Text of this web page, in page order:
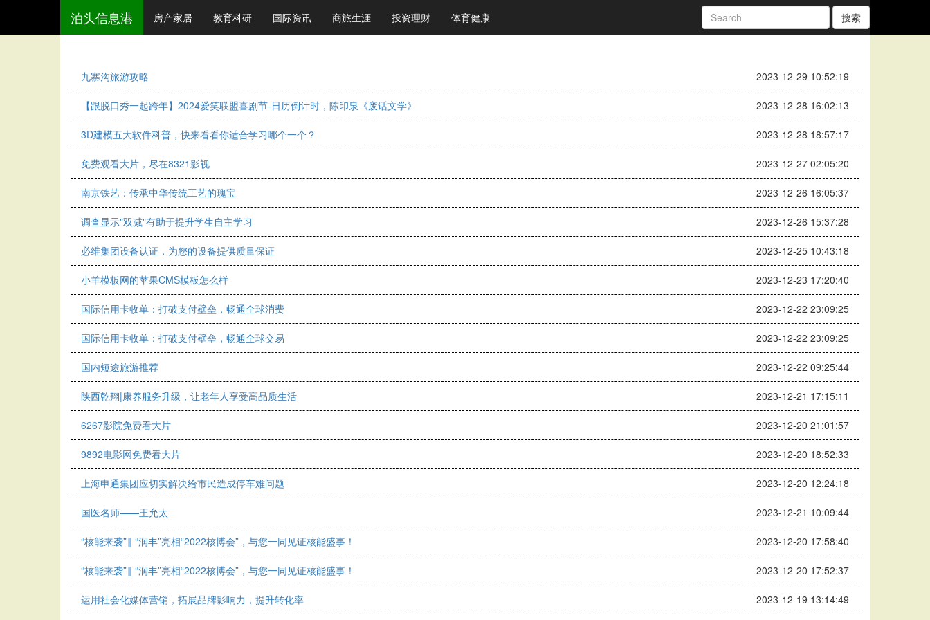
泊头信息港 房产家居 教育科研 国际资讯 商旅生涯 投资理财 体育健康 搜索
九寨沟旅游攻略 2023-12-29 10:52:19
【跟脱口秀一起跨年】2024爱笑联盟喜剧节-日历倒计时，陈印泉《废话文学》 2023-12-28 16:02:13
3D建模五大软件科普，快来看看你适合学习哪个一个？ 2023-12-28 18:57:17
免费观看大片，尽在8321影视 2023-12-27 02:05:20
南京铁艺：传承中华传统工艺的瑰宝 2023-12-26 16:05:37
调查显示"双减"有助于提升学生自主学习 2023-12-26 15:37:28
必维集团设备认证，为您的设备提供质量保证 2023-12-25 10:43:18
小羊模板网的苹果CMS模板怎么样 2023-12-23 17:20:40
国际信用卡收单：打破支付壁垒，畅通全球消费 2023-12-22 23:09:25
国际信用卡收单：打破支付壁垒，畅通全球交易 2023-12-22 23:09:25
国内短途旅游推荐 2023-12-22 09:25:44
陕西乾翔|康养服务升级，让老年人享受高品质生活 2023-12-21 17:15:11
6267影院免费看大片 2023-12-20 21:01:57
9892电影网免费看大片 2023-12-20 18:52:33
上海申通集团应切实解决给市民造成停车难问题 2023-12-20 12:24:18
国医名师——王允太 2023-12-21 10:09:44
“核能来袭”‖ “润丰”亮相“2022核博会”，与您一同见证核能盛事！ 2023-12-20 17:58:40
“核能来袭”‖ “润丰”亮相“2022核博会”，与您一同见证核能盛事！ 2023-12-20 17:52:37
运用社会化媒体营销，拓展品牌影响力，提升转化率 2023-12-19 13:14:49